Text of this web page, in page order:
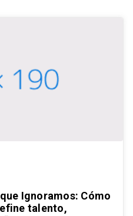
Ignoramos: Cómo
talento,